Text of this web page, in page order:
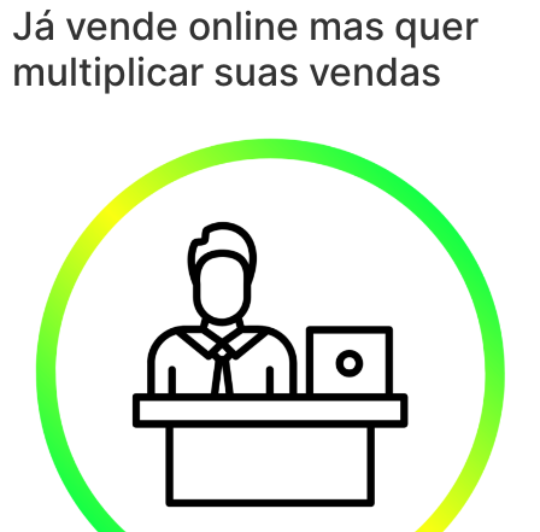
Já vende online mas quer
multiplicar suas vendas